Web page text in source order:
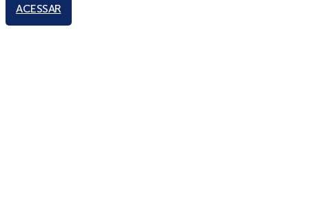
ACESSAR